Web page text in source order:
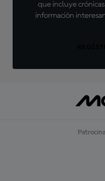
que incluye
información